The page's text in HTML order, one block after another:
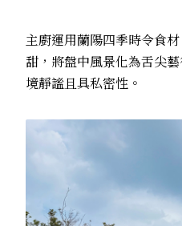
主廚運用蘭陽四季時令食
甜，將盤中風景化為舌尖
境靜謐且具私密性。